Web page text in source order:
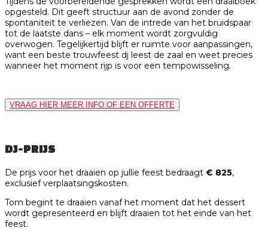
opgesteld. Dit geeft structuur aan de avond zonder de
spontaniteit te verliezen. Van de intrede van het bruidspaar
tot de laatste dans – elk moment wordt zorgvuldig
overwogen. Tegelijkertijd blijft er ruimte voor aanpassingen,
want een beste trouwfeest dj leest de zaal en weet precies
wanneer het moment rijp is voor een tempowisseling.
VRAAG HIER MEER INFO OF EEN OFFERTE
DJ-PRIJS
De prijs voor het draaien op jullie feest bedraagt € 825,
exclusief verplaatsingskosten.
Tom begint te draaien vanaf het moment dat het dessert
wordt gepresenteerd en blijft draaien tot het einde van het
feest.